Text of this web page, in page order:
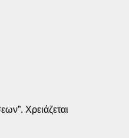
Χρειάζεται